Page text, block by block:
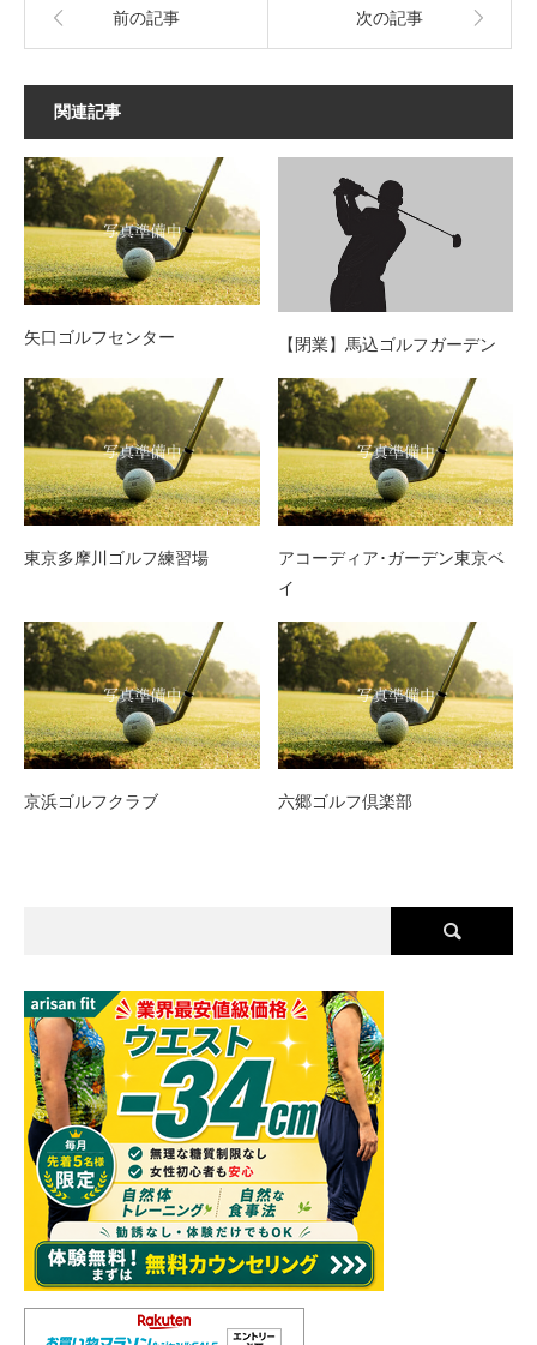
前の記事 次の記事
関連記事
矢口ゴルフセンター 【閉業】馬込ゴルフガーデン
東京多摩川ゴルフ練習場
アコーディア･ガーデン東京ベ
イ
京浜ゴルフクラブ 六郷ゴルフ倶楽部